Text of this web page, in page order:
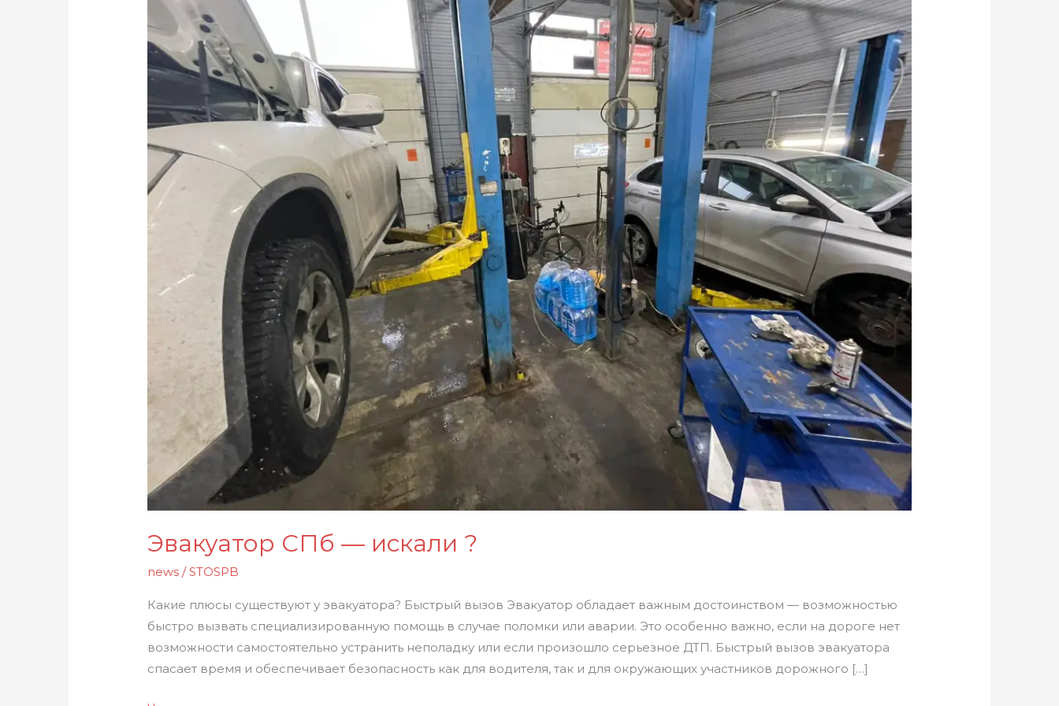
Эвакуатор СПб — искали ?
news /STOSPB
Какие плюсы существуют у эвакуатора? Быстрый вызов Эвакуатор обладает важным достоинством — возможностью
быстро вызвать специализированную помощь в случае поломки или аварии. Это особенно важно, если на дороге нет
возможности самостоятельно устранить неполадку или если произошло серьезное ДТП. Быстрый вызов эвакуатора
спасает время и обеспечивает безопасность как для водителя, так и для окружающих участников дорожного […]
искали
?